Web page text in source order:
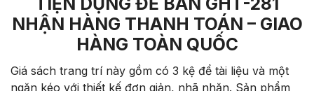
NHẬN HÀNG THANH TOÁN – GIAO
HÀNG TOÀN QUỐC
Giá sách trang trí này gồm có 3 kệ để tài liệu và một
ngăn kéo với thiết kế đơn giản, nhã nhặn. Sản phẩm